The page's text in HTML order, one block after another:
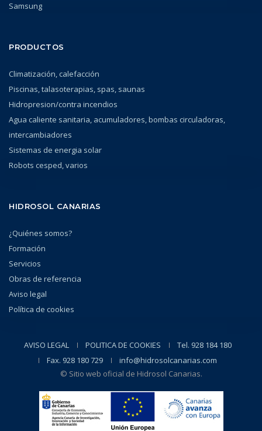
Samsung
PRODUCTOS
Climatización, calefacción
Piscinas, talasoterapias, spas, saunas
Hidropresion/contra incendios
Agua caliente sanitaria, acumuladores, bombas circuladoras,
intercambiadores
Sistemas de energia solar
Robots cesped, varios
HIDROSOL CANARIAS
¿Quiénes somos?
Formación
Servicios
Obras de referencia
Aviso legal
Política de cookies
AVISO LEGAL POLITICA DE COOKIES
Tel. 928 184 180
Fax. 928 180 729
info@hidrosolcanarias.com
© Sitio web oficial de Hidrosol Canarias.